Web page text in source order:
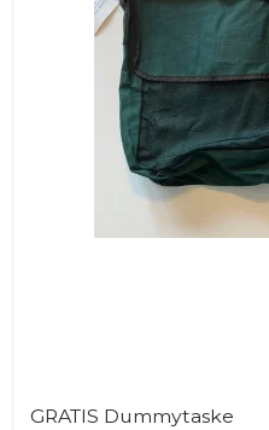
GRATIS Dummytaske